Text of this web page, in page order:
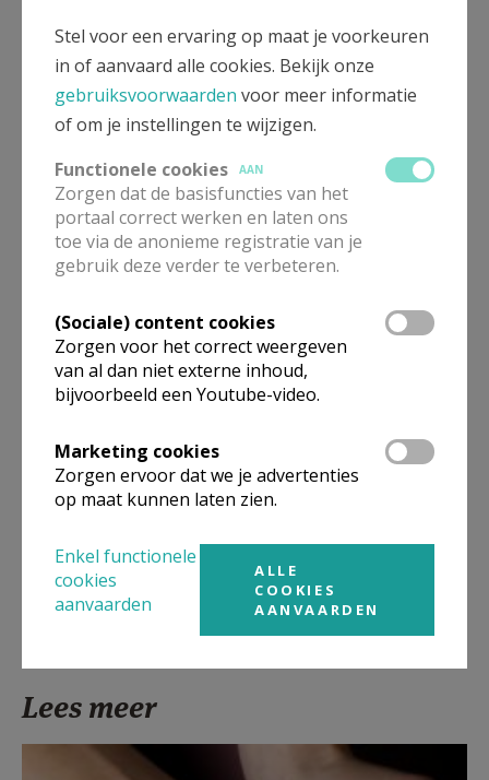
0494 88 82 35
Gepubliceerd door
Pastorale Eenheid H. Paulus Diepenbeek
Artikel
Deel dit artikel
Lees meer
Stel voor een ervaring op maat je voorkeuren
in of aanvaard alle cookies. Bekijk onze
gebruiksvoorwaarden voor meer informatie
of om je instellingen te wijzigen.
Functionele cookies
AAN
Zorgen dat de basisfuncties van het
portaal correct werken en laten ons
toe via de anonieme registratie van je
gebruik deze verder te verbeteren.
(Sociale) content cookies
Zorgen voor het correct weergeven
van al dan niet externe inhoud,
bijvoorbeeld een Youtube-video.
Marketing cookies
Zorgen ervoor dat we je advertenties
op maat kunnen laten zien.
Enkel functionele
cookies
aanvaarden
ALLE
COOKIES
AANVAARDEN